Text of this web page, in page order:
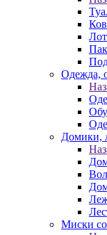
Одежда,
Домики,
Миски